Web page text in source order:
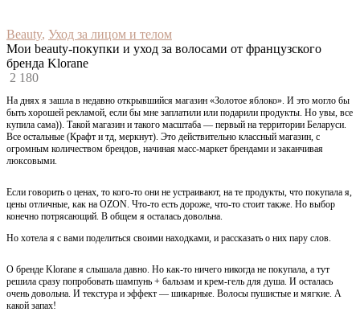
Beauty, Уход за лицом и телом
Мои beauty-покупки и уход за волосами от французского
бренда Klorane
2 180
На днях я зашла в недавно открывшийся магазин «Золотое яблоко». И это могло бы
быть хорошей рекламой, если бы мне заплатили или подарили продукты. Но увы, все
купила сама)). Такой магазин и такого масштаба — первый на территории Беларуси.
Все остальные (Крафт и тд, меркнут). Это действительно классный магазин, с
огромным количеством брендов, начиная масс-маркет брендами и заканчивая
люксовыми.
Если говорить о ценах, то кого-то они не устраивают, на те продукты, что покупала я,
цены отличные, как на OZON. Что-то есть дороже, что-то стоит также. Но выбор
конечно потрясающий. В общем я осталась довольна.
Но хотела я с вами поделиться своими находками, и рассказать о них пару слов.
О бренде Klorane я слышала давно. Но как-то ничего никогда не покупала, а тут
решила сразу попробовать шампунь + бальзам и крем-гель для душа. И осталась
очень довольна. И текстура и эффект — шикарные. Волосы пушистые и мягкие. А
какой запах!